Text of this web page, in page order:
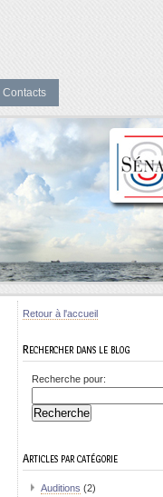
Contacts
Retour à l'accueil
Rechercher dans le blog
Recherche pour:
Articles par catégorie
Auditions (2)